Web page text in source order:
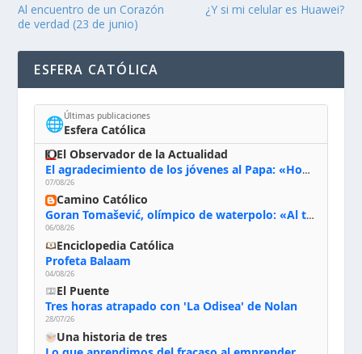
Al encuentro de un Corazón
de verdad (23 de junio)
¿Y si mi celular es Huawei?
ESFERA CATÓLICA
🌐Últimas publicaciones
Esfera Católica
El Observador de la Actualidad
El agradecimiento de los jóvenes al Papa: «Hoy nos sentimos Iglesia»
07/08/26
Camino Católico
Goran Tomašević, olímpico de waterpolo: «Al terminar el Camino de Santiago entregué mi vida a Cristo; hablé con Dios y le dije: ‘Estoy listo; estoy a tu servicio. Puedo llevar lo que sea necesario para ti’»
06/08/26
Enciclopedia Católica
Profeta Balaam
04/08/26
El Puente
Tres horas atrapado con 'La Odisea' de Nolan
28/07/26
Una historia de tres